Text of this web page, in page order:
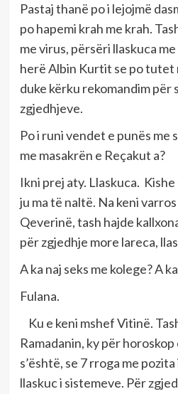
Pastaj thanë po i lejojmë
po hapemi krah me krah.
me virus, përsëri llaskuca
herë Albin Kurtit se po tutet
duke kërku rekomandim për
zgjedhjeve.
Po i runi vendet e punës me
me masakrën e Reçakut a?
Ikni prej aty. Llaskuca.
ju ma të naltë. Na keni
Qeverinë, tash hajde
për zgjedhje more lareca,
A ka naj seks me kolege? A
Fulana.
Ku e keni mshef Vitinë.
Ramadanin, ky për
s’është, se 7 rroga me
llaskuc i sistemeve. Për